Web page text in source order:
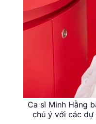
Ca sĩ Minh Hằng
chú ý với các dự